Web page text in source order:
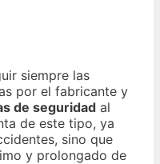
siempre las
por el fabricante y
de seguridad al
de este tipo, ya
sino que
y prolongado de